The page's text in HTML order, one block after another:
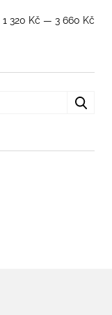
1 320 Kč — 3 660 Kč